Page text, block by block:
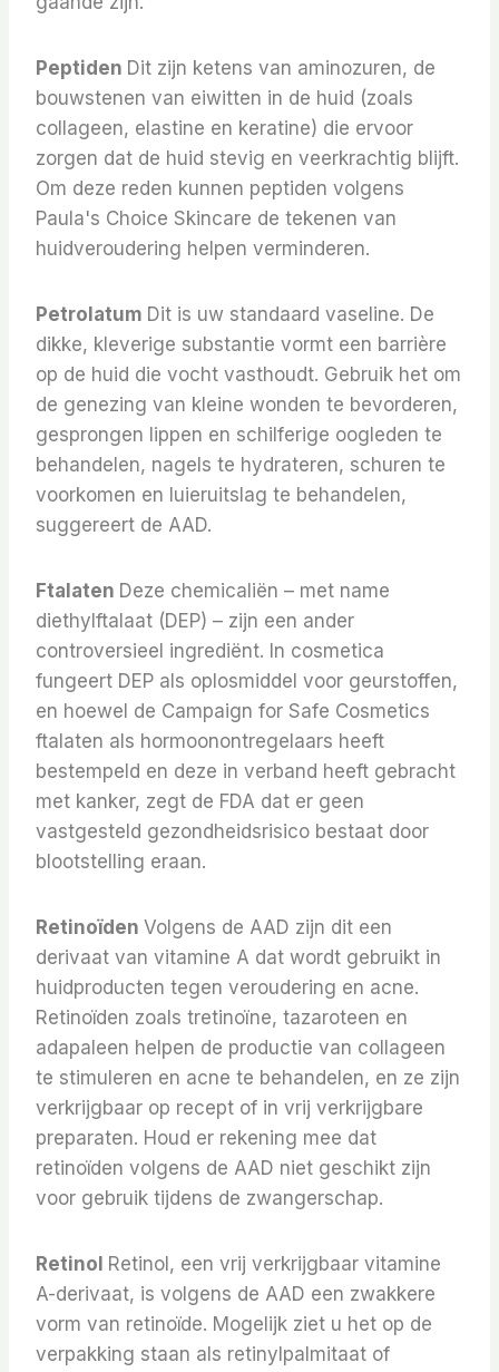
Peptiden Dit zijn ketens van aminozuren, de
bouwstenen van eiwitten in de huid (zoals
collageen, elastine en keratine) die ervoor
zorgen dat de huid stevig en veerkrachtig blijft.
Om deze reden kunnen peptiden volgens
Paula's Choice Skincare de tekenen van
huidveroudering helpen verminderen.
Petrolatum Dit is uw standaard vaseline. De
dikke, kleverige substantie vormt een barrière
op de huid die vocht vasthoudt. Gebruik het om
de genezing van kleine wonden te bevorderen,
gesprongen lippen en schilferige oogleden te
behandelen, nagels te hydrateren, schuren te
voorkomen en luieruitslag te behandelen,
suggereert de AAD.
Ftalaten Deze chemicaliën – met name
diethylftalaat (DEP) – zijn een ander
controversieel ingrediënt. In cosmetica
fungeert DEP als oplosmiddel voor geurstoffen,
en hoewel de Campaign for Safe Cosmetics
ftalaten als hormoonontregelaars heeft
bestempeld en deze in verband heeft gebracht
met kanker, zegt de FDA dat er geen
vastgesteld gezondheidsrisico bestaat door
blootstelling eraan.
Retinoïden Volgens de AAD zijn dit een
derivaat van vitamine A dat wordt gebruikt in
huidproducten tegen veroudering en acne.
Retinoïden zoals tretinoïne, tazaroteen en
adapaleen helpen de productie van collageen
te stimuleren en acne te behandelen, en ze zijn
verkrijgbaar op recept of in vrij verkrijgbare
preparaten. Houd er rekening mee dat
retinoïden volgens de AAD niet geschikt zijn
voor gebruik tijdens de zwangerschap.
Retinol Retinol, een vrij verkrijgbaar vitamine
A-derivaat, is volgens de AAD een zwakkere
vorm van retinoïde. Mogelijk ziet u het op de
verpakking staan ​​als retinylpalmitaat of